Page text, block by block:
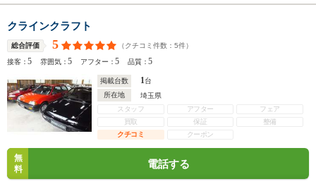
クラインクラフト
総合評価 5 （クチコミ件数： 5件）
接客：5 雰囲気：5 アフター：5 品質：5
掲載台数 1台
所在地
埼玉県
スタッフ
アフター
フェア
買取
保証
整備
クチコミ
クーポン
無
料
電話する